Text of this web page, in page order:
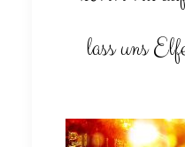
lass uns